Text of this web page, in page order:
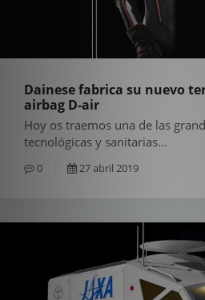
Dainese fabrica su nuevo
airbag D-air
Hoy os traemos una de las
tecnológicas y sanitarias...
0 27 abril 2019